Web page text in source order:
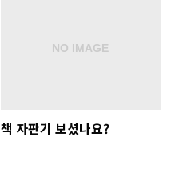
책 자판기 보셨나요?